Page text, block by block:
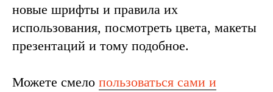
новые шрифты и правила их
использования, посмотреть цвета, макеты
презентаций и тому подобное.
Можете смело пользоваться сами и